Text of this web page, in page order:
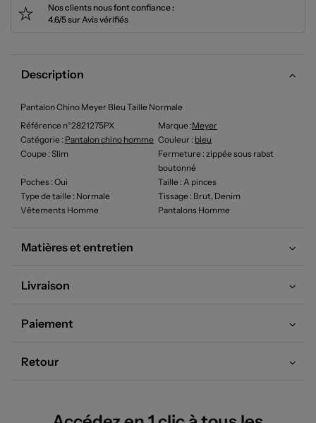
Nos clients nous font confiance :
4.6/5 sur Avis vérifiés
Description
Pantalon Chino Meyer Bleu Taille Normale
Référence n°2821275PX
Marque :Meyer
Catégorie : Pantalon chino homme Couleur : bleu
Coupe : Slim Fermeture : zippée sous rabat
boutonné
Poches : Oui Taille : A pinces
Type de taille : Normale Tissage : Brut, Denim
Vêtements Homme
Pantalons Homme
Matières et entretien
Livraison
Paiement
Retour